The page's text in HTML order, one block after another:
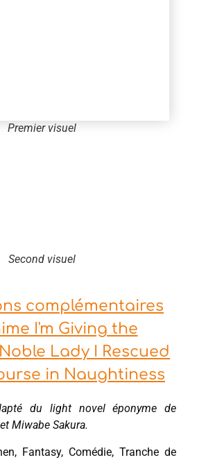
Premier visuel
Second visuel
complémentaires
I'm Giving the
Lady I Rescued
in Naughtiness
du light novel éponyme de
Miwabe Sakura.
Fantasy, Comédie, Tranche de